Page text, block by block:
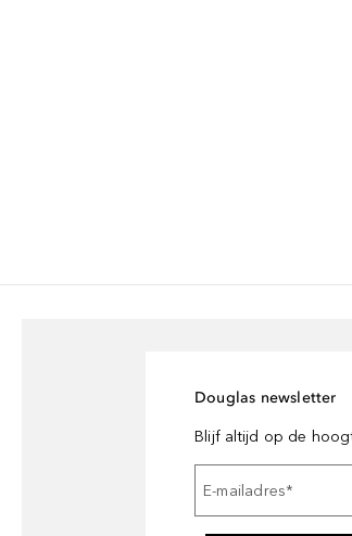
Douglas newsletter
Blijf altijd op de
E-mailadres*